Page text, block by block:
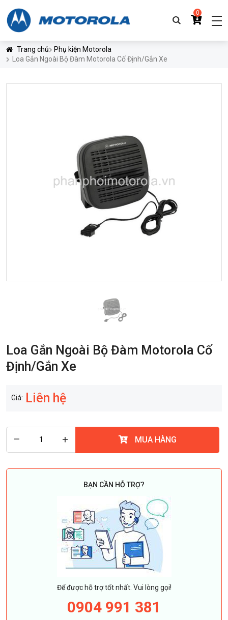
0
Trang chủ
Phụ kiện Motorola
Loa Gắn Ngoài Bộ Đàm Motorola Cố Định/Gắn Xe
Loa Gắn Ngoài Bộ Đàm Motorola Cố
Định/Gắn Xe
Giá: Liên hệ
– + MUA HÀNG
BẠN CẦN HỖ TRỢ?
Để được hỗ trợ tốt nhất. Vui lòng gọi!
0904 991 381